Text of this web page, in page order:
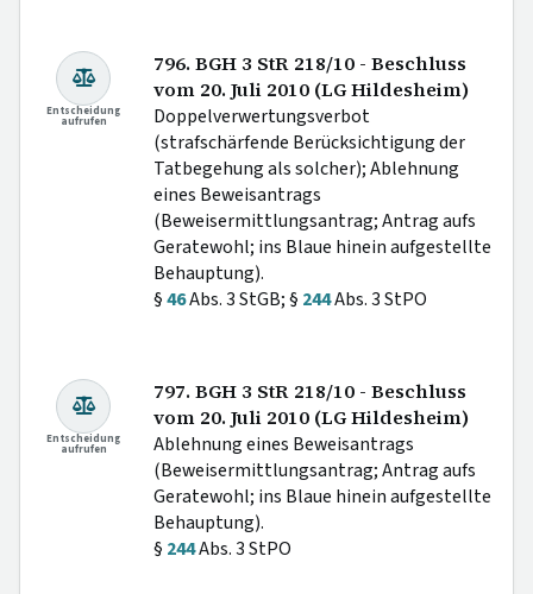
Entscheidung
aufrufen
796. BGH 3 StR 218/10 - Beschluss
vom 20. Juli 2010 (LG Hildesheim)
Doppelverwertungsverbot
(strafschärfende Berücksichtigung der
Tatbegehung als solcher); Ablehnung
eines Beweisantrags
(Beweisermittlungsantrag; Antrag aufs
Geratewohl; ins Blaue hinein aufgestellte
Behauptung).
§46Abs. 3 StGB; § 244Abs. 3 StPO
Entscheidung
aufrufen
797. BGH 3 StR 218/10 - Beschluss
vom 20. Juli 2010 (LG Hildesheim)
Ablehnung eines Beweisantrags
(Beweisermittlungsantrag; Antrag aufs
Geratewohl; ins Blaue hinein aufgestellte
Behauptung).
§ 244Abs. 3 StPO